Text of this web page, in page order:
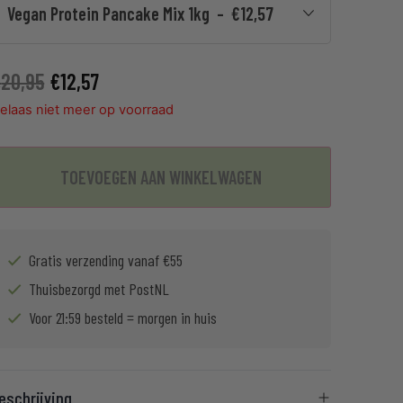
Vegan Protein Pancake Mix 1kg – €12,57
20,95 €12,57
niet meer op voorraad
TOEVOEGEN AAN WINKELWAGEN
Gratis verzending vanaf €55
Thuisbezorgd met PostNL
Voor 21:59 besteld = morgen in huis